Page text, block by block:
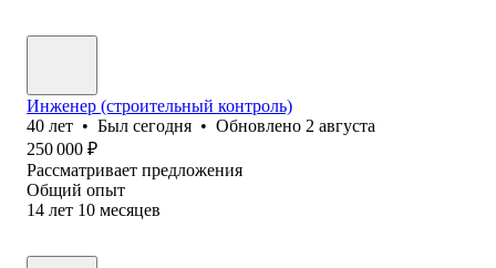
Инженер (строительный контроль)
40 лет • Был сегодня • Обновлено 2 августа
250 000 ₽
Рассматривает предложения
Общий опыт
14 лет 10 месяцев